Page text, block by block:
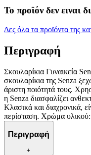
Το προϊόν δεν ειναι
Δες όλα τα προϊόντα της
Περιγραφή
Σκουλαρίκια Γυναικεία
σκουλαρίκια της Senza
άριστη ποιότητά τους.
η Senza διασφαλίζει
Κλασικά και διαχρονικά,
περίσταση. Χρώμα
Περιγραφή
+